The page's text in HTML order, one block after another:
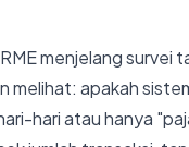
menjelang survei
melihat: apakah
hari atau hanya